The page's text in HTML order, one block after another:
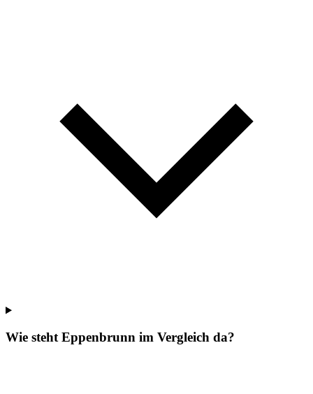
Wie steht Eppenbrunn im Vergleich da?